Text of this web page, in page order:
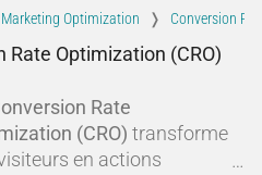
cesse : Blogger serait un
du Web, Google
et il serait devenu
de rivaliser avec les
modernes.À tel point
Optimization Conversion
Optimization (CRO)
Rate
(CRO) transforme
en actions